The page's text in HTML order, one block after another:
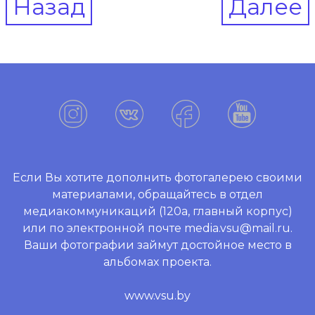
navigation
Назад Далее
Если Вы хотите дополнить фотогалерею своими
материалами, обращайтесь в отдел
медиакоммуникаций (120а, главный корпус)
или по электронной почте media.vsu@mail.ru.
Ваши фотографии займут достойное место в
альбомах проекта.
www.vsu.by